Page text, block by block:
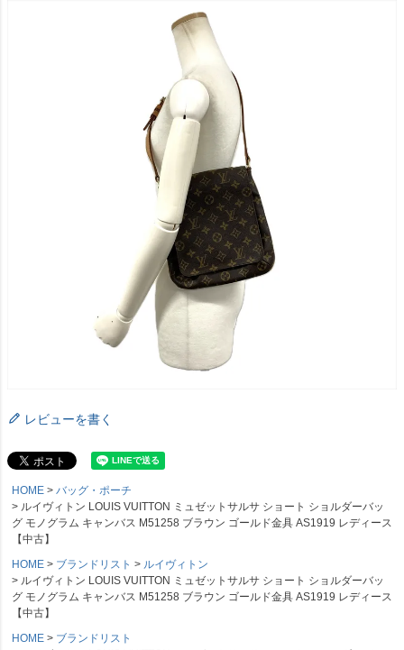
レビューを書く
HOME
バッグ・ポーチ
ルイヴィトン LOUIS VUITTON ミュゼットサルサ ショート ショルダーバッ
グ モノグラム キャンバス M51258 ブラウン ゴールド金具 AS1919 レディース
【中古】
HOME
ブランドリスト
ルイヴィトン
ルイヴィトン LOUIS VUITTON ミュゼットサルサ ショート ショルダーバッ
グ モノグラム キャンバス M51258 ブラウン ゴールド金具 AS1919 レディース
【中古】
HOME
ブランドリスト